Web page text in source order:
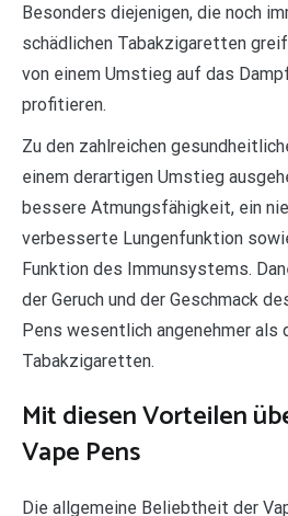
Besonders diejenigen, die noch
schädlichen Tabakzigaretten
von einem Umstieg auf das
profitieren.
Zu den zahlreichen
einem derartigen Umstieg
bessere Atmungsfähigkeit, ein
verbesserte Lungenfunktion
Funktion des Immunsystems.
der Geruch und der Geschmack
Pens wesentlich angenehmer als
Tabakzigaretten.
Mit diesen Vorteilen
Vape Pens
Die allgemeine Beliebtheit der